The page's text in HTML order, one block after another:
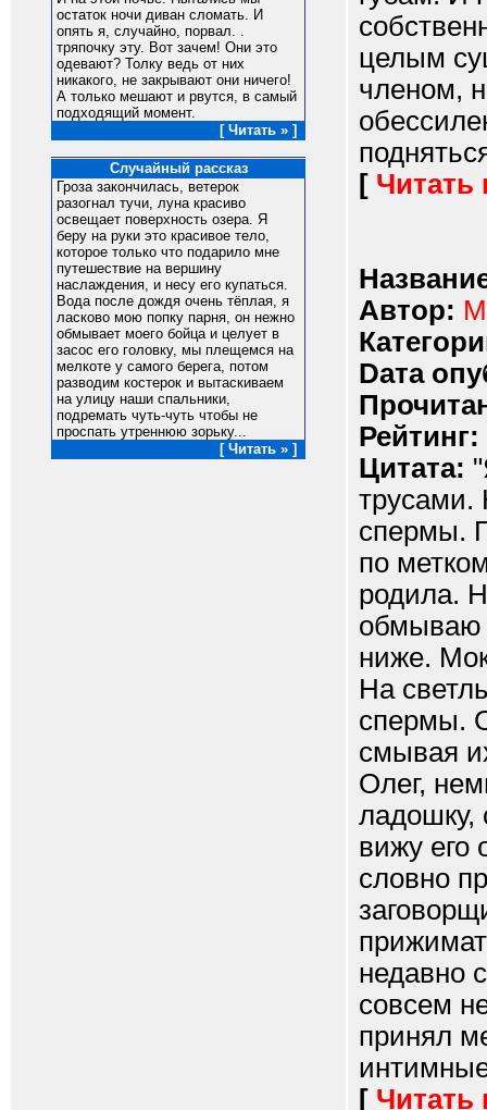
остаток ночи диван сломать. И
опять я, случайно, порвал. .
тряпочку эту. Вот зачем! Они это
одевают? Толку ведь от них
никакого, не закрывают они ничего!
А только мешают и рвутся, в самый
подходящий момент.
[ Читать » ]
Случайный рассказ
Гроза закончилась, ветерок
разогнал тучи, луна красиво
освещает поверхность озера. Я
беру на руки это красивое тело,
которое только что подарило мне
путешествие на вершину
наслаждения, и несу его купаться.
Вода после дождя очень тёплая, я
ласково мою попку парня, он нежно
обмывает моего бойца и целует в
засос его головку, мы плещемся на
мелкоте у самого берега, потом
разводим костерок и вытаскиваем
на улицу наши спальники,
подремать чуть-чуть чтобы не
проспать утреннюю зорьку...
[ Читать » ]
целым
членом,
[ Читать
Автор:
Dата
Рейтинг:
Цитата:
трусами.
спермы.
по
родила.
обмываю
ниже.
На
спермы.
смывая
Олег,
ладошку,
вижу его
словно
недавно
совсем
принял
[ Читать